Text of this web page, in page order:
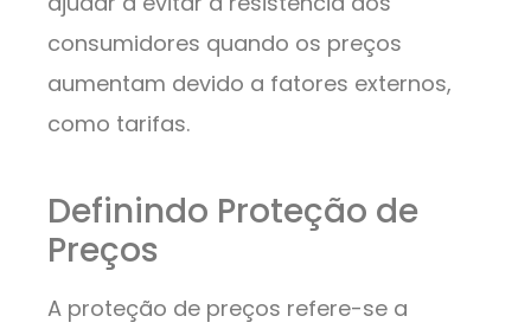
consumidores quando os preços
aumentam devido a fatores externos,
como tarifas.
Definindo Proteção de
Preços
A proteção de preços refere-se a